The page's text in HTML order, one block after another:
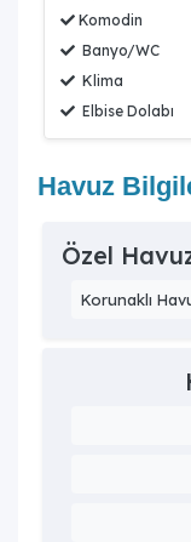
Komodin
Banyo/WC
Klima
Elbise Dolabı
Havuz
Özel
Korunaklı